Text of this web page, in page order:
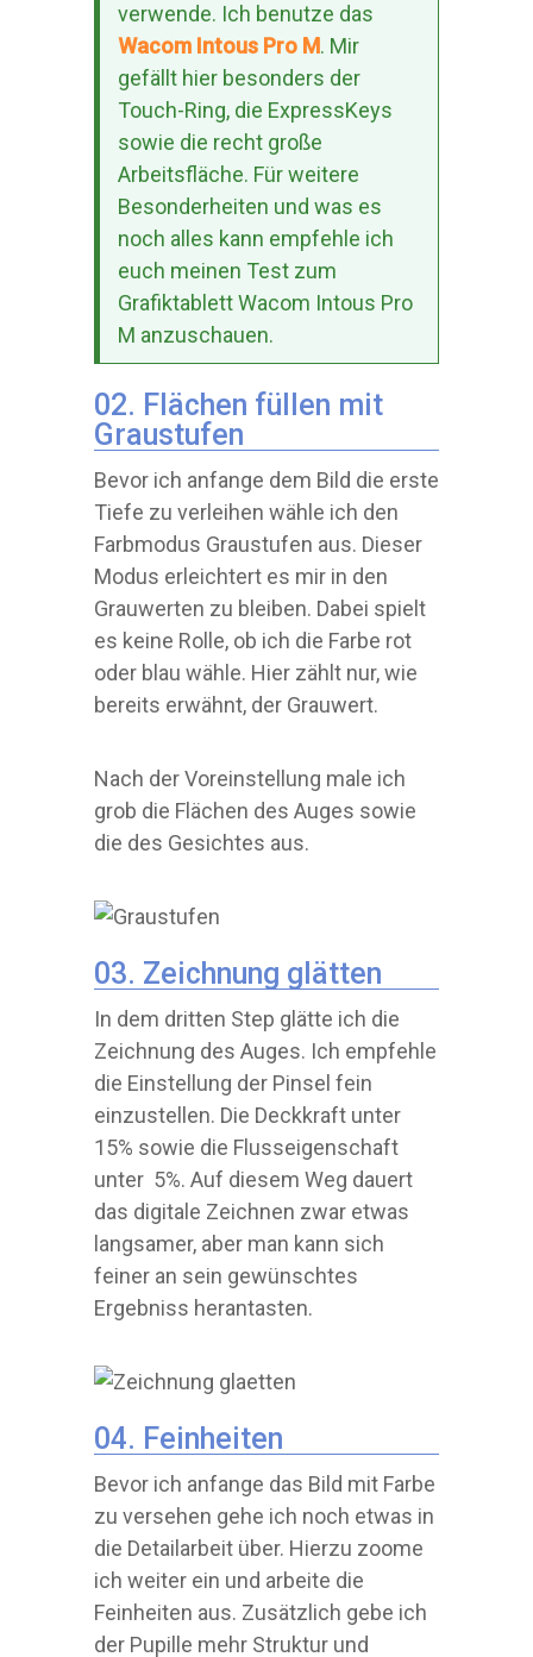
verwende. Ich benutze das
Wacom Intous Pro M. Mir
gefällt hier besonders der
Touch-Ring, die ExpressKeys
sowie die recht große
Arbeitsfläche. Für weitere
Besonderheiten und was es
noch alles kann empfehle ich
euch meinen Test zum
Grafiktablett Wacom Intous Pro
M anzuschauen.
02. Flächen füllen mit
Graustufen
Bevor ich anfange dem Bild die erste
Tiefe zu verleihen wähle ich den
Farbmodus Graustufen aus. Dieser
Modus erleichtert es mir in den
Grauwerten zu bleiben. Dabei spielt
es keine Rolle, ob ich die Farbe rot
oder blau wähle. Hier zählt nur, wie
bereits erwähnt, der Grauwert.
Nach der Voreinstellung male ich
grob die Flächen des Auges sowie
die des Gesichtes aus.
03. Zeichnung glätten
In dem dritten Step glätte ich die
Zeichnung des Auges. Ich empfehle
die Einstellung der Pinsel fein
einzustellen. Die Deckkraft unter
15% sowie die Flusseigenschaft
unter 5%. Auf diesem Weg dauert
das digitale Zeichnen zwar etwas
langsamer, aber man kann sich
feiner an sein gewünschtes
Ergebniss herantasten.
04. Feinheiten
Bevor ich anfange das Bild mit Farbe
zu versehen gehe ich noch etwas in
die Detailarbeit über. Hierzu zoome
ich weiter ein und arbeite die
Feinheiten aus. Zusätzlich gebe ich
der Pupille mehr Struktur und